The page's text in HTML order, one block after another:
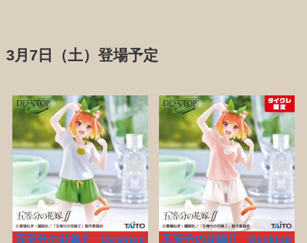
3月7日（土）登場予定
五等分の花嫁∬ Desktop
五等分の花嫁∬ Desktop